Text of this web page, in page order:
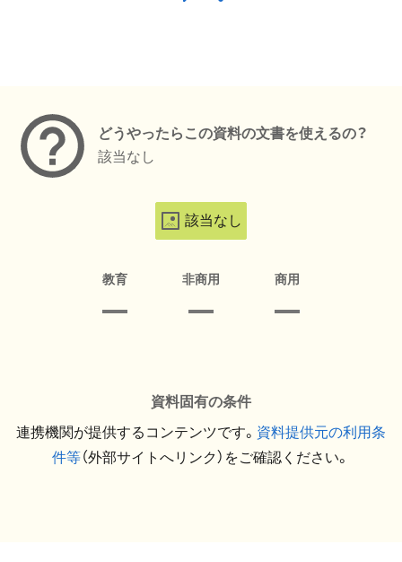
どうやったらこの資料の文書を使えるの？
該当なし
該当なし
教育 非商用 商用
資料固有の条件
連携機関が提供するコンテンツです。 資料提供元の利用条
件等（外部サイトへリンク）をご確認ください。